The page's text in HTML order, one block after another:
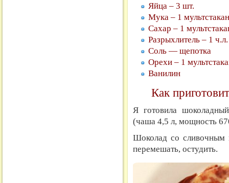
Яйца – 3 шт.
Мука – 1
Сахар – 1
Разрыхлитель – 1 ч.л.
Соль — щепотка
Орехи – 1
Ванилин
Как
Я готовила
(чаша 4,5 л, мощность
Шоколад со сливочным
перемешать, остудить.